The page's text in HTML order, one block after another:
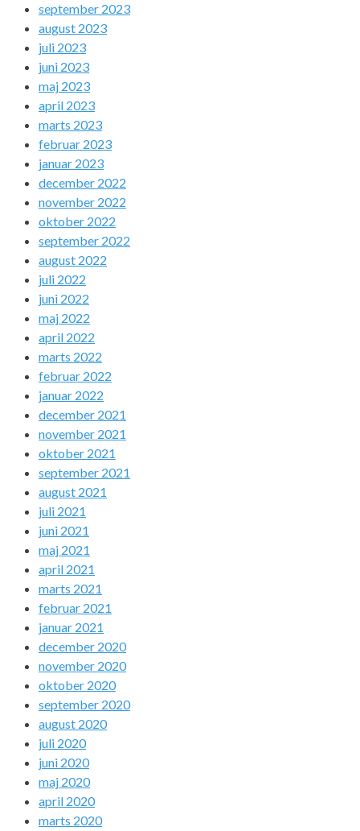
september 2023
august 2023
juli 2023
juni 2023
maj 2023
april 2023
marts 2023
februar 2023
januar 2023
december 2022
november 2022
oktober 2022
september 2022
august 2022
juli 2022
juni 2022
maj 2022
april 2022
marts 2022
februar 2022
januar 2022
december 2021
november 2021
oktober 2021
september 2021
august 2021
juli 2021
juni 2021
maj 2021
april 2021
marts 2021
februar 2021
januar 2021
december 2020
november 2020
oktober 2020
september 2020
august 2020
juli 2020
juni 2020
maj 2020
april 2020
marts 2020